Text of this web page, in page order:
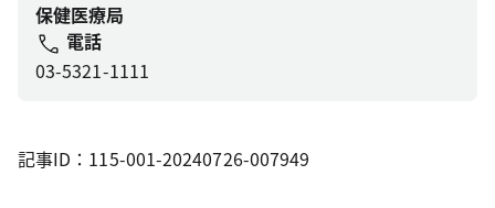
保健医療局
電話
03-5321-1111
記事ID：115-001-20240726-007949